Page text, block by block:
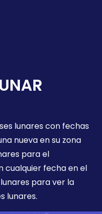
lunares con fechas
nueva en su zona
para el
cualquier fecha en el
para ver la
lunares.